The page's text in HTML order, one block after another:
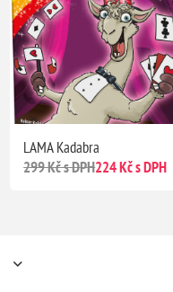
LAMA Kadabra
299 Kč s DPH224 Kč s DPH